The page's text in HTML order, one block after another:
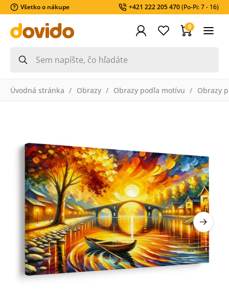
Všetko o nákupe +421 222 205 470(Po-Pi: 7 - 16)
0
Úvodná stránka Obrazy Obrazy podľa motívu Obrazy